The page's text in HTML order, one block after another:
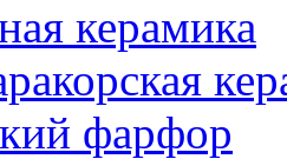
керамика
фарфор